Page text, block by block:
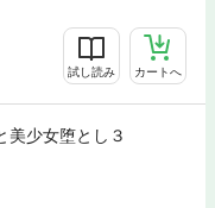
試し読み カートへ
美少女堕とし３